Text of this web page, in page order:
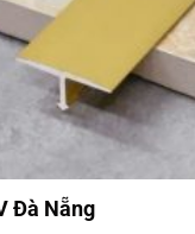
Đà Nẵng